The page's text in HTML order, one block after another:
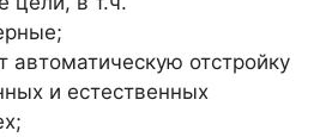
автоматическую отстройку
и естественных